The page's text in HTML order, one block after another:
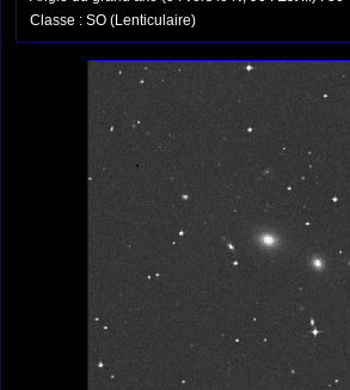
Classe : SO (Lenticulaire)